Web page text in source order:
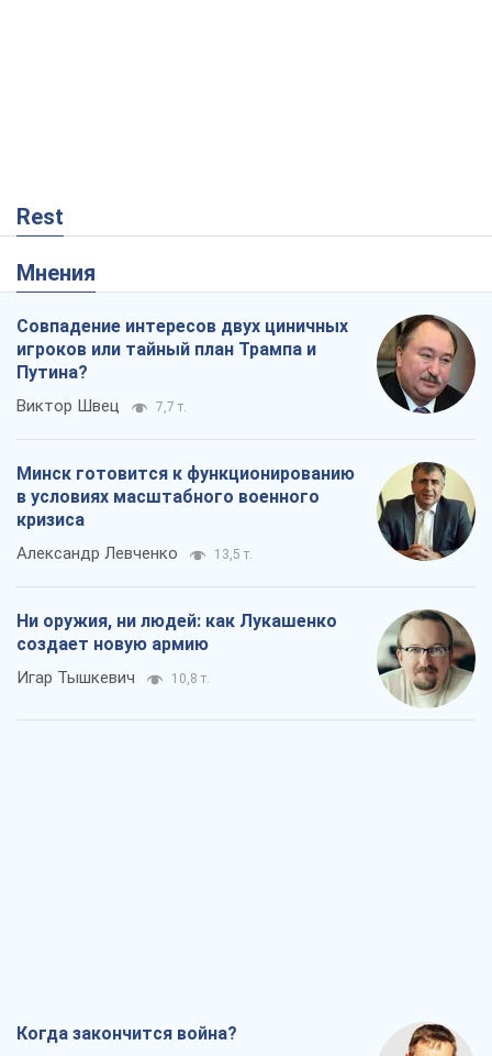
Rest
Мнения
Совпадение интересов двух циничных
игроков или тайный план Трампа и
Путина?
Виктор Швец 7,7 т.
Минск готовится к функционированию
в условиях масштабного военного
кризиса
Александр Левченко 13,5 т.
Ни оружия, ни людей: как Лукашенко
создает новую армию
Игар Тышкевич 10,8 т.
Когда закончится война?